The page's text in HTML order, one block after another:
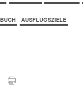
AUSFLUGSZIELE